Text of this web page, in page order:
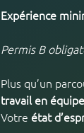
Expérience
Permis B
Plus qu’un
travail en équipe
Votre état